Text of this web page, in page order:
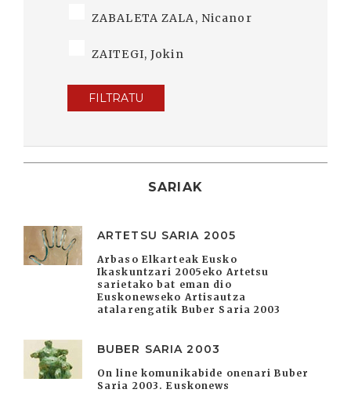
ZABALETA ZALA, Nicanor
ZAITEGI, Jokin
FILTRATU
SARIAK
ARTETSU SARIA 2005
Arbaso Elkarteak Eusko
Ikaskuntzari 2005eko Artetsu
sarietako bat eman dio
Euskonewseko Artisautza
atalarengatik Buber Saria 2003
BUBER SARIA 2003
On line komunikabide onenari Buber
Saria 2003. Euskonews